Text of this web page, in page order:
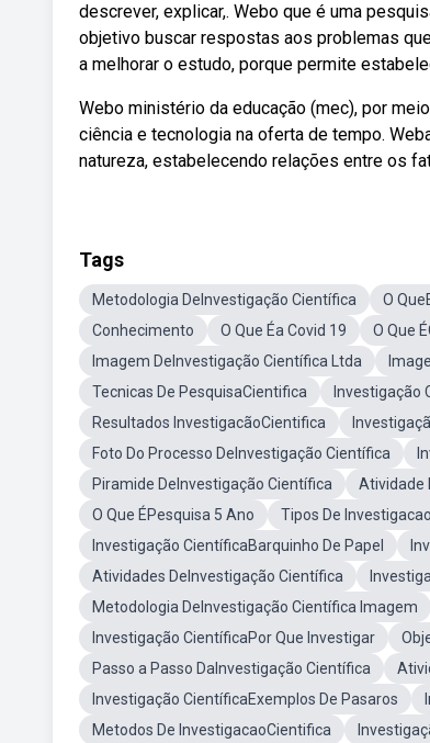
descrever, explicar,. Webo que é uma
objetivo buscar respostas aos problemas
a melhorar o estudo, porque permite
Webo ministério da educação (mec), por
ciência e tecnologia na oferta de tempo.
natureza, estabelecendo relações entre os
Tags
Metodologia DeInvestigação Científica O
Conhecimento
O Que Éa Covid 19 O Que
Imagem DeInvestigação Científica Ltda
Tecnicas De PesquisaCientifica
Investigação
Resultados InvestigacãoCientifica
Foto Do Processo DeInvestigação Científica
Piramide DeInvestigação Científica
Atividade
O Que ÉPesquisa 5 Ano
Tipos De
Investigação CientíficaBarquinho De Papel
Atividades DeInvestigação Científica
Metodologia DeInvestigação Científica Imagem
Investigação CientíficaPor Que Investigar
Passo a Passo DaInvestigação Científica
Investigação CientíficaExemplos De Pasaros
Metodos De InvestigacaoCientifica